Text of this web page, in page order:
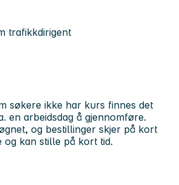
trafikkdirigent
søkere ikke har kurs finnes det
en arbeidsdag å gjennomføre.
og bestillinger skjer på kort
kan stille på kort tid.